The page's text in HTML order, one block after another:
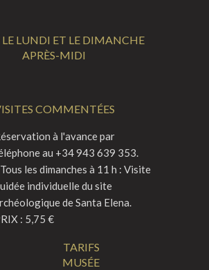
LE LUNDI ET LE DIMANCHE
APRÈS-MIDI
COMMENTÉES
à l'avance par
au +34 943 639 353.
Tous les dimanches à 11 h : Visite
individuelle du site
de Santa Elena.
: 5,75 €
TARIFS
MUSÉE